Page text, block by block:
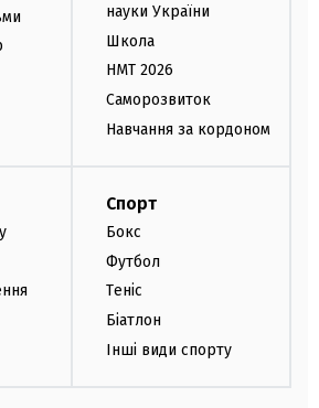
науки України
Школа
НМТ 2026
Саморозвиток
Навчання за кордоном
Спорт
Бокс
Футбол
Теніс
Біатлон
Інші види спорту